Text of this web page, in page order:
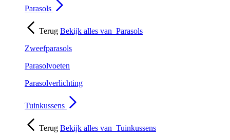
Parasols
Terug Bekijk alles van Parasols
Zweefparasols
Parasolvoeten
Parasolverlichting
Tuinkussens
Terug Bekijk alles van Tuinkussens